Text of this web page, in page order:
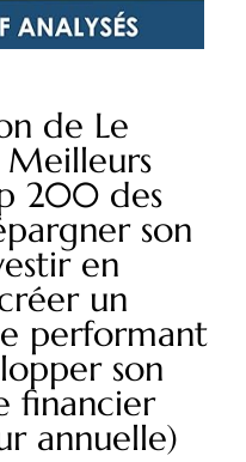
de Le
Meilleurs
200 des
son
en
un
performant
son
financier
annuelle)